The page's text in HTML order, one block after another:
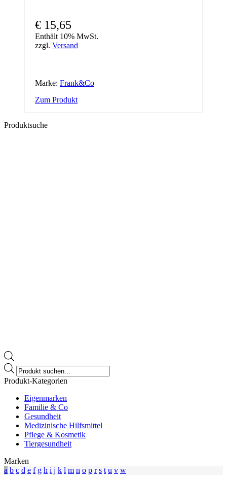
€ 15,65
Enthält 10% MwSt.
zzgl. Versand
Marke: Frank&Co
Zum Produkt
Produktsuche
Products
search
Produkt-Kategorien
Eigenmarken
Familie & Co
Gesundheit
Medizinische Hilfsmittel
Pflege & Kosmetik
Tiergesundheit
Marken
a b c d e f g h i j k l m n o p r s t u v w